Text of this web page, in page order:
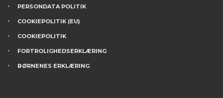
PERSONDATA POLITIK
COOKIEPOLITIK (EU)
COOKIEPOLITIK
FORTROLIGHEDSERKLÆRING
BØRNENES ERKLÆRING